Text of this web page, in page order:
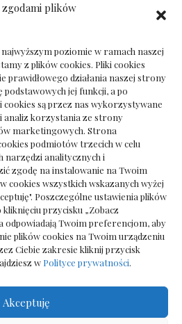
zgodami plików
najwyższym poziomie w ramach naszej
z plików cookies. Pliki cookies
prawidłowego działania naszej strony
jej funkcji, a po
cookies są przez nas wykorzystywane
analiz korzystania ze strony
marketingowych. Strona
podmiotów trzecich w celu
analitycznych i
zgodę na instalowanie na Twoim
cookies wszystkich wskazanych wyżej
Poszczególne ustawienia plików
przycisku „Zobacz
odpowiadają Twoim preferencjom, aby
plików cookies na Twoim urządzeniu
Ciebie zakresie kliknij przycisk
w Polityce prywatności.
Akceptuję
do odbioru przy zmianie biura
do salonu: jak wybrać bez